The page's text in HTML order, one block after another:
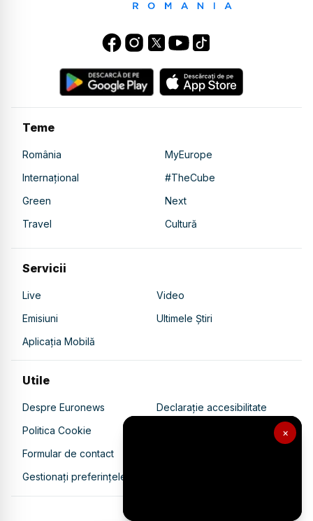
×
Teme
România
MyEurope
Internațional
#TheCube
Green
Next
Travel
Cultură
Servicii
Live
Video
Emisiuni
Ultimele Știri
Aplicația Mobilă
Utile
Despre Euronews
Declarație accesibilitate
Politica Cookie
Politica de confidențialitate
Formular de contact
Gestionați preferințele